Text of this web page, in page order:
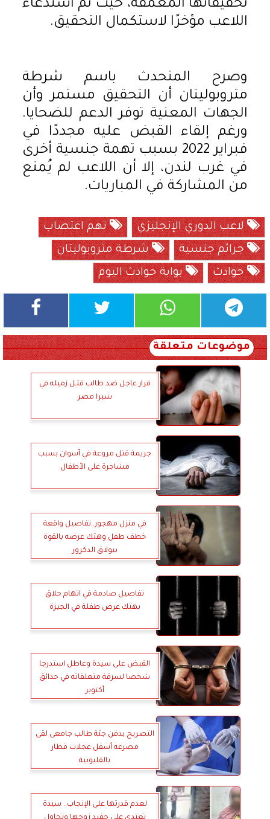
تحقيقاتها المعمقة، حيث تم استدعاء
اللاعب مؤخرًا لاستكمال التحقيق.
وصرح المتحدث باسم شرطة
متروبوليتان أن التحقيق مستمر وأن
الجهات المعنية توفر الدعم للضحايا.
ورغم إلقاء القبض عليه مجددًا في
فبراير 2022 بسبب تهمة جنسية أخرى
في غرب لندن، إلا أن اللاعب لم يُمنع
من المشاركة في المباريات.
لاعب الدوري الإنجليزي
تهم اغتصاب
جرائم جنسية
شرطة متروبوليتان
حوادث
بوابة حوادث اليوم
موضوعات متعلقة
قرار عاجل ضد طالب قتـل زميله في
شبرا مصر
جريمة قتل مروعة في أسوان بسبب
مشاجرة على الأطفال
في منزل مهجور..تفاصيل واقعة
خطف طفل وهتك عرضه بالقوة
ببولاق الدكرور
تفاصيل صادمة في اتهام حلاق
بهتك عرض طفلة في الجيزة
القبض على سيدة وعاطل استدرجا
شخصا لسرقة متعلقاته في حدائق
أكتوبر
التصريح بدفن جثة طالب جامعى لقى
مصرعه أسفل عجلات قطار
بالقليوبية
لعدم قدرتها على الإنجاب.. سيدة